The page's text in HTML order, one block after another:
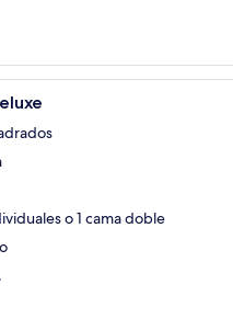
Habitación
o 1 cama doble